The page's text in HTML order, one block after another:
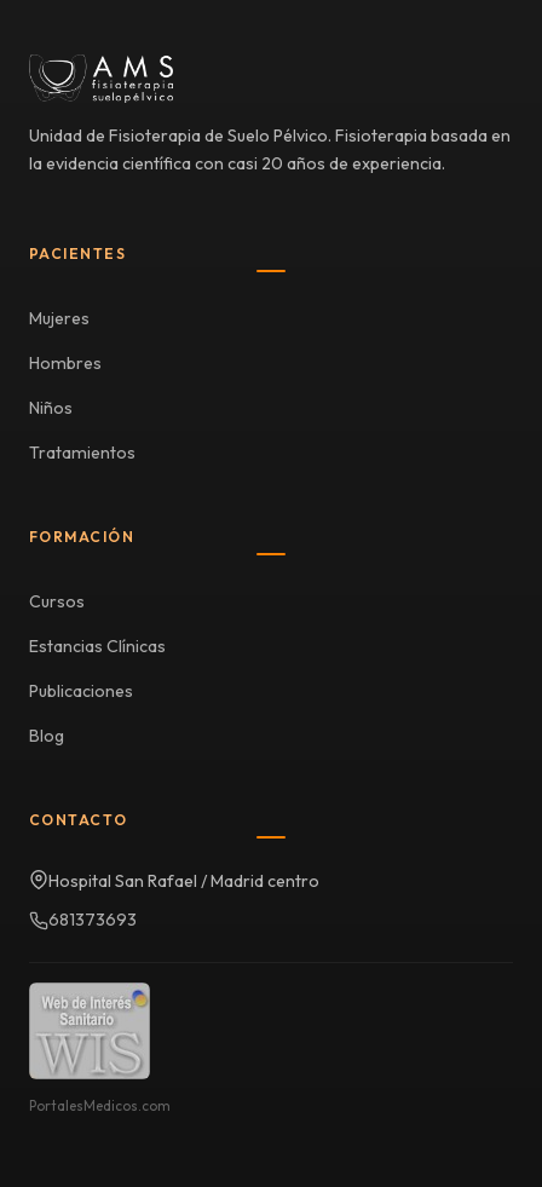
Unidad de Fisioterapia de Suelo Pélvico. Fisioterapia basada en
la evidencia científica con casi 20 años de experiencia.
PACIENTES
Mujeres
Hombres
Niños
Tratamientos
FORMACIÓN
Cursos
Estancias Clínicas
Publicaciones
Blog
CONTACTO
Hospital San Rafael / Madrid centro
681373693
PortalesMedicos.com